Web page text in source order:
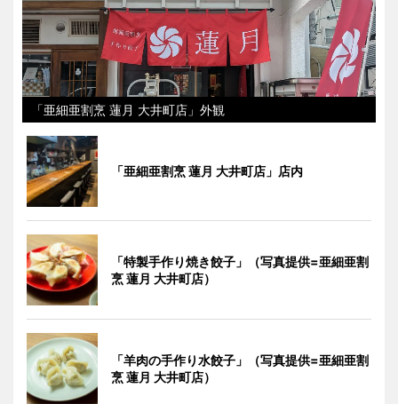
「亜細亜割烹 蓮月 大井町店」外観
「亜細亜割烹 蓮月 大井町店」店内
「特製手作り焼き餃子」（写真提供=亜細亜割
烹 蓮月 大井町店）
「羊肉の手作り水餃子」（写真提供=亜細亜割
烹 蓮月 大井町店）